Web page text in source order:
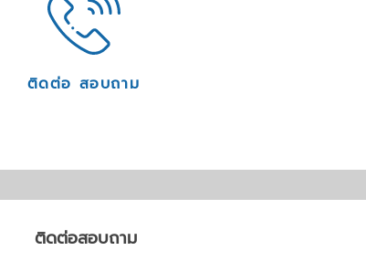
ติดต่อ สอบถาม
ติดต่อสอบถาม